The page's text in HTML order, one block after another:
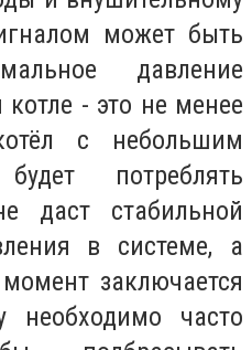
может быть
давление
- это не менее
с небольшим
потреблять
даст стабильной
в системе, а
заключается
часто